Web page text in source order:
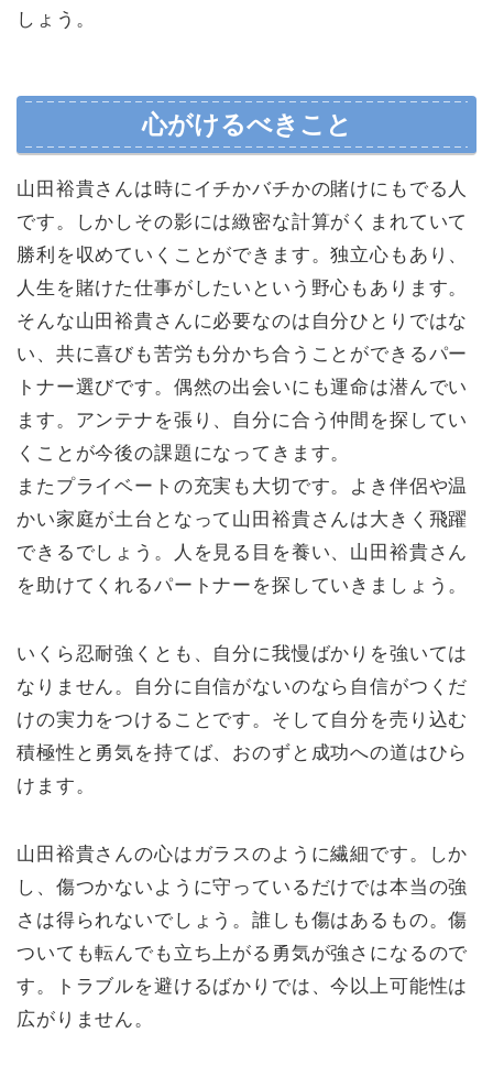
しょう。
心がけるべきこと
山田裕貴さんは時にイチかバチかの賭けにもでる人
です。しかしその影には緻密な計算がくまれていて
勝利を収めていくことができます。独立心もあり、
人生を賭けた仕事がしたいという野心もあります。
そんな山田裕貴さんに必要なのは自分ひとりではな
い、共に喜びも苦労も分かち合うことができるパー
トナー選びです。偶然の出会いにも運命は潜んでい
ます。アンテナを張り、自分に合う仲間を探してい
くことが今後の課題になってきます。
またプライベートの充実も大切です。よき伴侶や温
かい家庭が土台となって山田裕貴さんは大きく飛躍
できるでしょう。人を見る目を養い、山田裕貴さん
を助けてくれるパートナーを探していきましょう。
いくら忍耐強くとも、自分に我慢ばかりを強いては
なりません。自分に自信がないのなら自信がつくだ
けの実力をつけることです。そして自分を売り込む
積極性と勇気を持てば、おのずと成功への道はひら
けます。
山田裕貴さんの心はガラスのように繊細です。しか
し、傷つかないように守っているだけでは本当の強
さは得られないでしょう。誰しも傷はあるもの。傷
ついても転んでも立ち上がる勇気が強さになるので
す。トラブルを避けるばかりでは、今以上可能性は
広がりません。